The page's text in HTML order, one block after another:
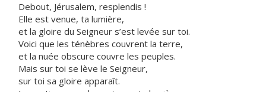
Debout, Jérusalem, resplendis !
Elle est venue, ta lumière,
et la gloire du Seigneur s’est levée sur toi.
Voici que les ténèbres couvrent la terre,
et la nuée obscure couvre les peuples.
Mais sur toi se lève le Seigneur,
sur toi sa gloire apparaît.